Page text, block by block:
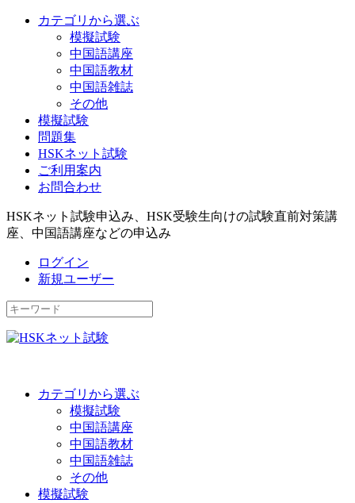
カテゴリから選ぶ
模擬試験
中国語講座
中国語教材
中国語雑誌
その他
模擬試験
問題集
HSKネット試験
ご利用案内
お問合わせ
HSKネット試験申込み、HSK受験生向けの試験直前対策講
座、中国語講座などの申込み
ログイン
新規ユーザー
カテゴリから選ぶ
模擬試験
中国語講座
中国語教材
中国語雑誌
その他
模擬試験